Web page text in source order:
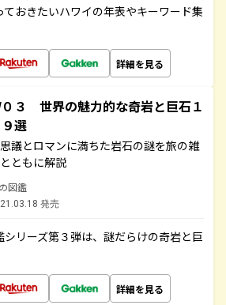
ておきたいハワイの年表やキーワード集
詳細を見る
３ 世界の魅力的な奇岩と巨石１
９選
議とロマンに満ちた岩石の謎を旅の雑
ともに解説
図鑑
発売
シリーズ第３弾は、謎だらけの奇岩と巨
詳細を見る